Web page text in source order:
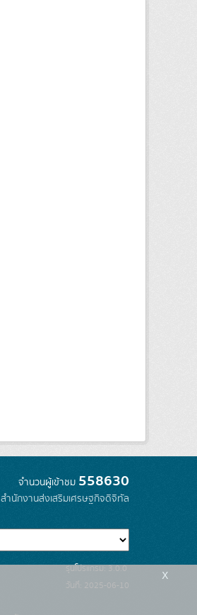
จำนวนผู้เข้าชม 558630
สำนักงานส่งเสริมเศรษฐกิจดิจิทัล
รุ่นโปรแกรม: 3.0.0
วันที่: 2025-06-10
x